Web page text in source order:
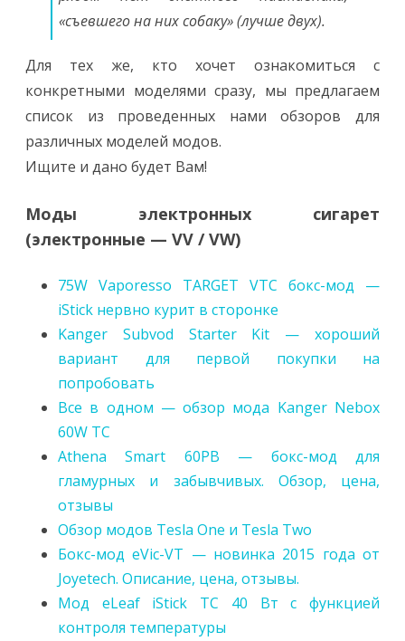
«съевшего на них собаку» (лучше двух).
Для тех же, кто хочет ознакомиться с
конкретными моделями сразу, мы предлагаем
список из проведенных нами обзоров для
различных моделей модов.
Ищите и дано будет Вам!
Моды электронных сигарет
(электронные — VV / VW)
75W Vaporesso TARGET VTC бокс-мод —
iStick нервно курит в сторонке
Kanger Subvod Starter Kit — хороший
вариант для первой покупки на
попробовать
Все в одном — обзор мода Kanger Nebox
60W TC
Athena Smart 60PB — бокс-мод для
гламурных и забывчивых. Обзор, цена,
отзывы
Обзор модов Tesla One и Tesla Two
Бокс-мод eVic-VT — новинка 2015 года от
Joyetech. Описание, цена, отзывы.
Мод eLeaf iStick TC 40 Вт с функцией
контроля температуры